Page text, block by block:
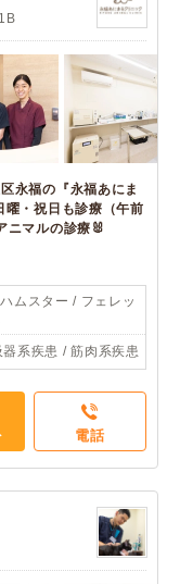
永福の『永福あにま
曜・祝日も診療（午前
ニマルの診療🐰
ムスター / フェレッ
系疾患 / 筋肉系疾患
電話